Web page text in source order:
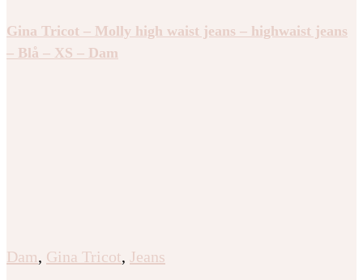
Gina Tricot – Molly high waist jeans – highwaist jeans
– Blå – XS – Dam
Dam, Gina Tricot, Jeans